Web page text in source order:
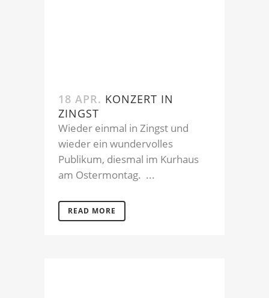
18 APR. KONZERT IN
ZINGST
Wieder einmal in Zingst und
wieder ein wundervolles
Publikum, diesmal im Kurhaus
am Ostermontag. ...
READ MORE